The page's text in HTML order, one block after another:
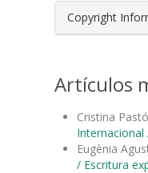
Copyright
Artículos
Cristina
Internacional
Eugènia
/ Escritura